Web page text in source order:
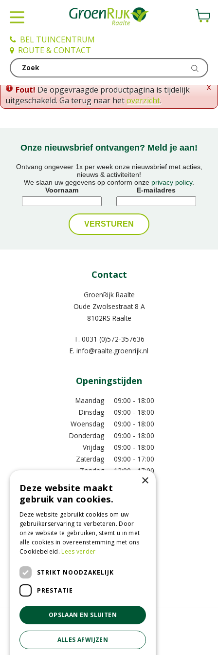
e
BEL TUINCENTRUM
ROUTE & CONTACT
x
Fout! De opgevraagde productpagina is tijdelijk
uitgeschakeld. Ga terug naar hetoverzicht.
Onze nieuwsbrief ontvangen? Meld je aan!
Ontvang ongeveer 1x per week onze nieuwsbrief met acties,
nieuws & activiteiten!
We slaan uw gegevens op conform onze privacy policy.
Voornaam
E-mailadres
Contact
GroenRijk Raalte
Oude Zwolsestraat 8 A
8102RS Raalte
T. 0031 (0)572-357636
E. info@raalte.groenrijk.nl
Openingstijden
Maandag
09:00 - 18:00
Dinsdag
09:00 - 18:00
Woensdag
09:00 - 18:00
Donderdag
09:00 - 18:00
Vrijdag
09:00 - 18:00
Zaterdag
09:00 - 17:00
Zondag
13:00 - 17:00
Meer vestigingsinformatie >
Informatie
Over ons
Algemene voorwaarden
Verzend- en retourregeling
© GroenRijk Raalte
Green Solutions
Tuincentrum Overzicht
×
Deze website maakt
gebruik van cookies.
Deze website gebruikt cookies om uw
gebruikerservaring te verbeteren. Door
onze website te gebruiken, stemt u in met
alle cookies in overeenstemming met ons
Cookiebeleid.Lees verder
STRIKT NOODZAKELIJK
PRESTATIE
OPSLAAN EN SLUITEN
ALLES AFWIJZEN